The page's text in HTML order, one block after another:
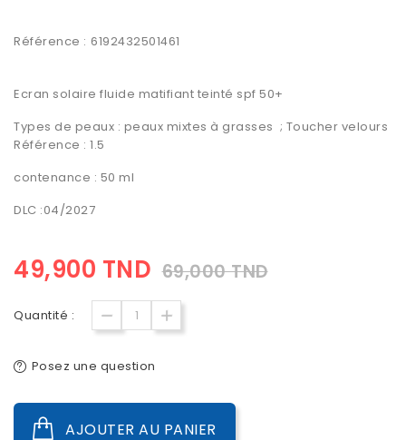
Référence : 6192432501461
Ecran solaire fluide matifiant teinté spf 50+
Types de peaux : peaux mixtes à grasses ; Toucher velours
Référence : 1.5
contenance : 50 ml
DLC :04/2027
49,900 TND 69,000 TND
Quantité :
Posez une question
AJOUTER AU PANIER